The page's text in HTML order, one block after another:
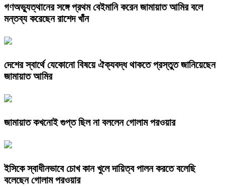
গণঅভ্যুত্থানের সঙ্গে প্রথম বেইমানি করেন জামায়াত আমির বলে
মন্তব্য করেছেন রাশেদ খাঁন
দেশের স্বার্থে যেকোনো বিষয়ে ঐক্যবদ্ধ থাকতে প্রস্তুত জানিয়েছেন
জামায়াত আমির
জামায়াত কখনোই গুপ্ত ছিল না বললেন গোলাম পরওয়ার
ইসিকে স্বাধীনভাবে চোখ কান খুলে দায়িত্ব পালন করতে বলেছি
বলেছেন গোলাম পরওয়ার